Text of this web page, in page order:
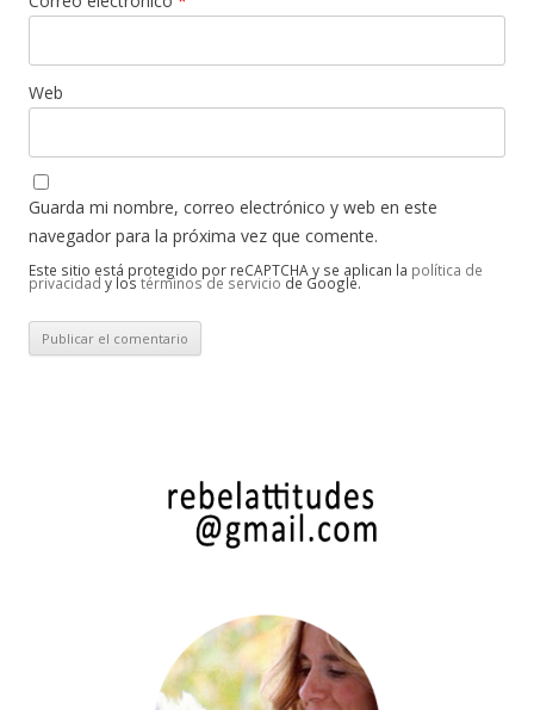
Web
Guarda mi nombre, correo electrónico y web en este
navegador para la próxima vez que comente.
Este sitio está protegido por reCAPTCHA y se aplican la política de
privacidad y los términos de servicio de Google.